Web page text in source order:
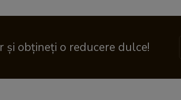
obțineți o reducere dulce!